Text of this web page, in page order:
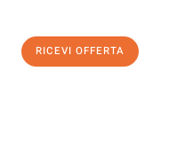
RICEVI OFFERTA